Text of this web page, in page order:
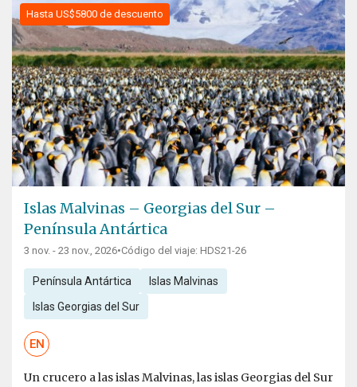
Hasta US$5800 de descuento
Islas Malvinas – Georgias del Sur –
Península Antártica
3 nov. - 23 nov., 2026•Código del viaje: HDS21-26
Península Antártica Islas Malvinas
Islas Georgias del Sur
EN
Un crucero a las islas Malvinas, las islas Georgias del Sur